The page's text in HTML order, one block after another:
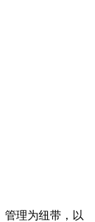
管理为纽带，以